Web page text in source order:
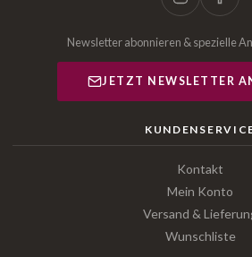
Newsletter abonnieren & spezielle
JETZT NEWSLETTER
Kontakt
Mein Konto
Versand &
Wunschliste